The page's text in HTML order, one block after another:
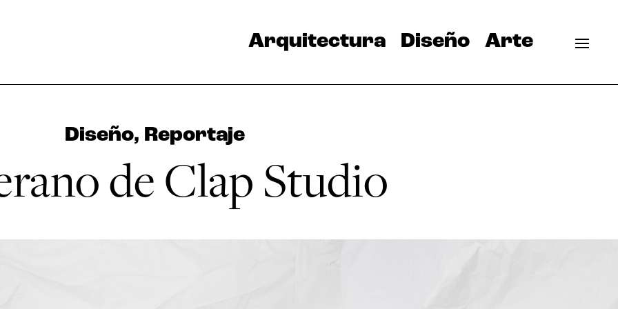
Arquitectura Diseño Arte
Diseño, Reportaje
de Clap Studio